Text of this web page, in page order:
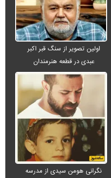
اولین تصویر از سنگ قبر اکبر
عبدی در قطعه هنرمندان
نگرانی هومن سیدی از مدرسه